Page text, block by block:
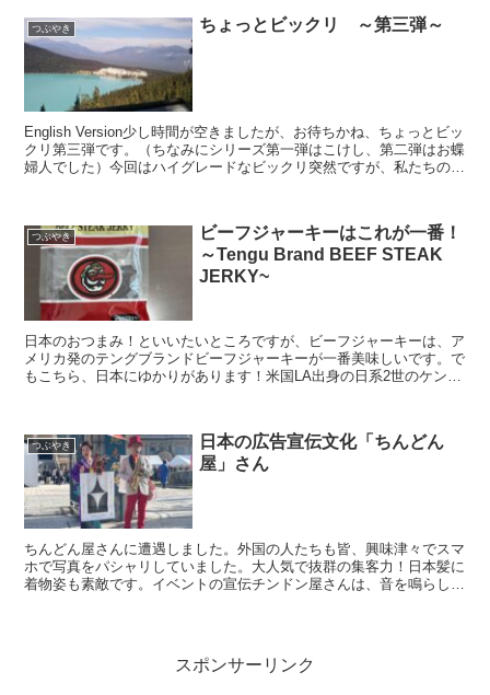
つぶやき ちょっとビックリ ～第三弾～
English Version少し時間が空きましたが、お待ちかね、ちょっとビッ
クリ第三弾です。（ちなみにシリーズ第一弾はこけし、第二弾はお蝶
婦人でした）今回はハイグレードなビックリ突然ですが、私たちのカ
つぶやき
ビーフジャーキーはこれが一番！
～Tengu Brand BEEF STEAK
JERKY~
日本のおつまみ！といいたいところですが、ビーフジャーキーは、ア
メリカ発のテングブランドビーフジャーキーが一番美味しいです。で
もこちら、日本にゆかりがあります！米国LA出身の日系2世のケン大
つぶやき
日本の広告宣伝文化「ちんどん
屋」さん
ちんどん屋さんに遭遇しました。外国の人たちも皆、興味津々でスマ
ホで写真をパシャリしていました。大人気で抜群の集客力！日本髪に
着物姿も素敵です。イベントの宣伝チンドン屋さんは、音を鳴らしな
スポンサーリンク